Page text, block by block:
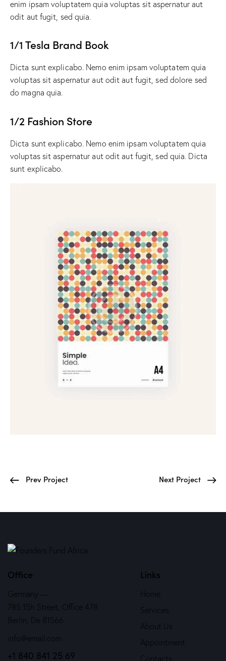
enim ipsam voluptatem quia voluptas sit aspernatur aut
odit aut fugit, sed quia.
1/1 Tesla Brand Book
Dicta sunt explicabo. Nemo enim ipsam voluptatem quia
voluptas sit aspernatur aut odit aut fugit, sed dolore sed
do magna quia.
1/2 Fashion Store
Dicta sunt explicabo. Nemo enim ipsam voluptatem quia
voluptas sit aspernatur aut odit aut fugit, sed quia. Dicta
sunt explicabo.
Prev Project Next Project
Office
Germany —
785 15h Street, Office 478
Berlin, De 81566
info@email.com
+1 840 841 25 69
Links
Home
Services
About Us
Appointment
Contacts